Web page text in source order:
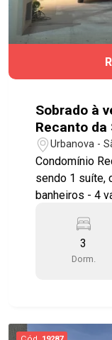
Sobrado à
Recanto da
1 suíte -
Urbanova -
Condomínio
sendo 1 suíte,
banheiros - 4
sala de TV,
Cozinha com
elétrico - Ar
3
Dorm.